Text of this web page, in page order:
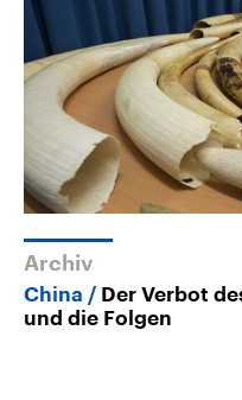
Archiv
China
Der Verbot
und die Folgen